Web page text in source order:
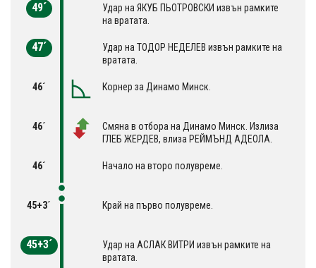
49´
Удар на ЯКУБ ПЬОТРОВСКИ извън рамките
на вратата.
47´
Удар на ТОДОР НЕДЕЛЕВ извън рамките на
вратата.
46´ Корнер за Динамо Минск.
46´
Смяна в отбора на Динамо Минск. Излиза
ГЛЕБ ЖЕРДЕВ, влиза РЕЙМЪНД АДЕОЛА.
46´ Начало на второ полувреме.
45+3´ Край на първо полувреме.
45+3´
Удар на АСЛАК ВИТРИ извън рамките на
вратата.